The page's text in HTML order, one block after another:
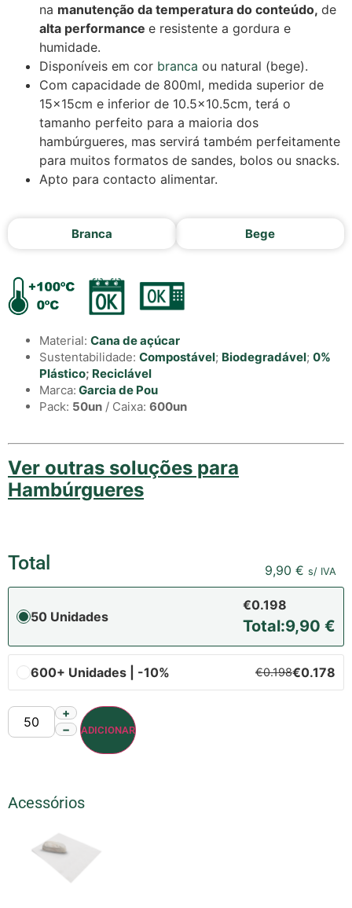
na manutenção da temperatura do conteúdo, de
alta performance e resistente a gordura e
humidade.
Disponíveis em cor branca ou natural (bege).
Com capacidade de 800ml, medida superior de
15x15cm e inferior de 10.5×10.5cm, terá o
tamanho perfeito para a maioria dos
hambúrgueres, mas servirá também perfeitamente
para muitos formatos de sandes, bolos ou snacks.
Apto para contacto alimentar.
Branca Bege
Material: Cana de açúcar
Sustentabilidade: Compostável; Biodegradável; 0%
Plástico; Reciclável
Marca: Garcia de Pou
Pack: 50un / Caixa: 600un
Ver outras soluções para
Hambúrgueres
Total 9,90 € s/ IVA
50 Unidades
€0.198
Total:9,90 €
600+ Unidades | -10% €0.198€0.178
+
−
ADICIONAR
Acessórios